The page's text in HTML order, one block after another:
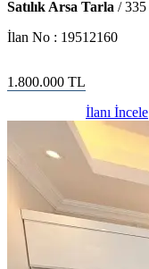
Satılık Arsa Tarla /335
İlan No : 19512160
1.800.000 TL
İlanı İncele